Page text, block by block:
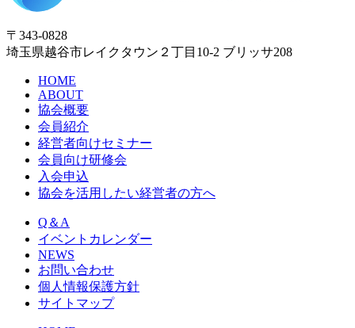
〒343-0828
埼玉県越谷市レイクタウン２丁目10-2 ブリッサ208
HOME
ABOUT
協会概要
会員紹介
経営者向けセミナー
会員向け研修会
入会申込
協会を活用したい経営者の方へ
Q＆A
イベントカレンダー
NEWS
お問い合わせ
個人情報保護方針
サイトマップ